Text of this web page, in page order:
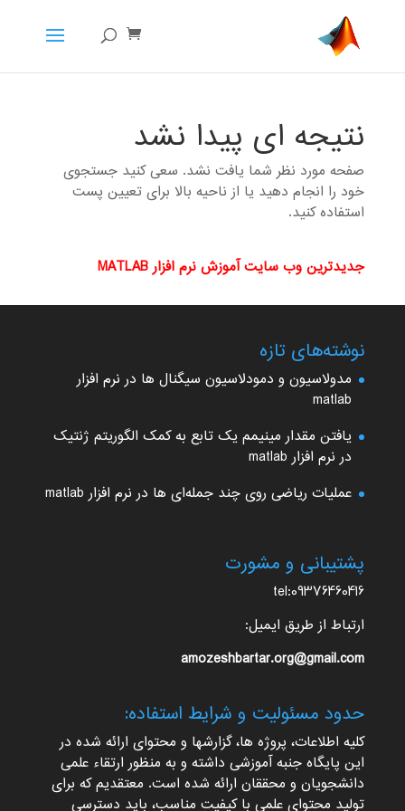
نتیجه ای پیدا نشد
صفحه مورد نظر شما یافت نشد. سعی کنید جستجوی
خود را انجام دهید یا از ناحیه بالا برای تعیین پست
استفاده کنید.
جدیدترین وب سایت آموزش نرم افزار MATLAB
نوشته‌های تازه
مدولاسیون و دمودلاسیون سیگنال ها در نرم افزار
matlab
یافتن مقدار مینیمم یک تابع به کمک الگوریتم ژنتیک
در نرم افزار matlab
عملیات ریاضی روی چند جمله‌ای ها در نرم افزار matlab
پشتیبانی و مشورت
tel:09376460416
ارتباط از طریق ایمیل:
amozeshbartar.org@gmail.com
حدود مسئولیت و شرایط استفاده:
کلیه اطلاعات، پروژه ها، گزارشها و محتوای ارائه شده در
این پایگاه جنبه آموزشی داشته و به منظور ارتقاء علمی
دانشجویان و محققان ارائه شده است. معتقدیم که برای
تولید محتوای علمی با کیفیت مناسب، باید دسترسی